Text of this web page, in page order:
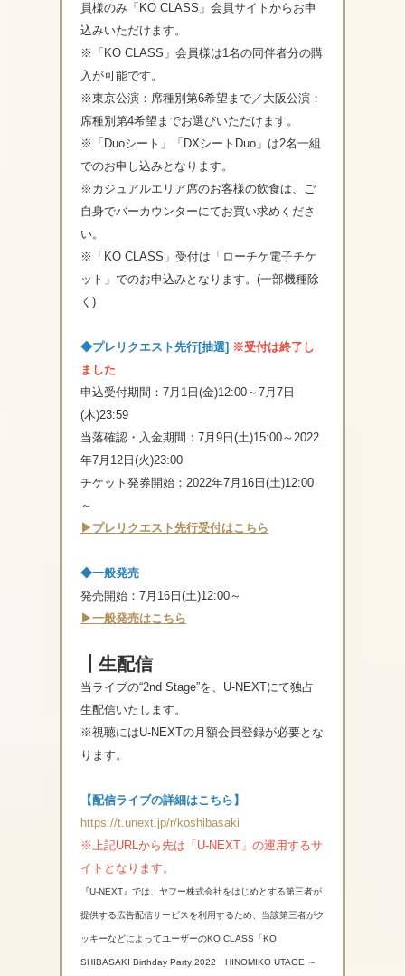
員様のみ「KO CLASS」会員サイトからお申
込みいただけます。
※「KO CLASS」会員様は1名の同伴者分の購
入が可能です。
※東京公演：席種別第6希望まで／大阪公演：
席種別第4希望までお選びいただけます。
※「Duoシート」「DXシートDuo」は2名一組
でのお申し込みとなります。
※カジュアルエリア席のお客様の飲食は、ご
自身でバーカウンターにてお買い求めくださ
い。
※「KO CLASS」受付は「ローチケ電子チケ
ット」でのお申込みとなります。(一部機種除
く)
◆プレリクエスト先行[抽選] ※受付は終了し
ました
申込受付期間：7月1日(金)12:00～7月7日
(木)23:59
当落確認・入金期間：7月9日(土)15:00～2022
年7月12日(火)23:00
チケット発券開始：2022年7月16日(土)12:00
～
▶プレリクエスト先行受付はこちら
◆一般発売
発売開始：7月16日(土)12:00～
▶一般発売はこちら
┃生配信
当ライブの“2nd Stage”を、U-NEXTにて独占
生配信いたします。
※視聴にはU-NEXTの月額会員登録が必要とな
ります。
【配信ライブの詳細はこちら】
https://t.unext.jp/r/koshibasaki
※上記URLから先は「U-NEXT」の運用するサ
イトとなります。
『U-NEXT』では、ヤフー株式会社をはじめとする第三者が
提供する広告配信サービスを利用するため、当該第三者がク
ッキーなどによってユーザーのKO CLASS「KO
SHIBASAKI Birthday Party 2022 HINOMIKO UTAGE ～